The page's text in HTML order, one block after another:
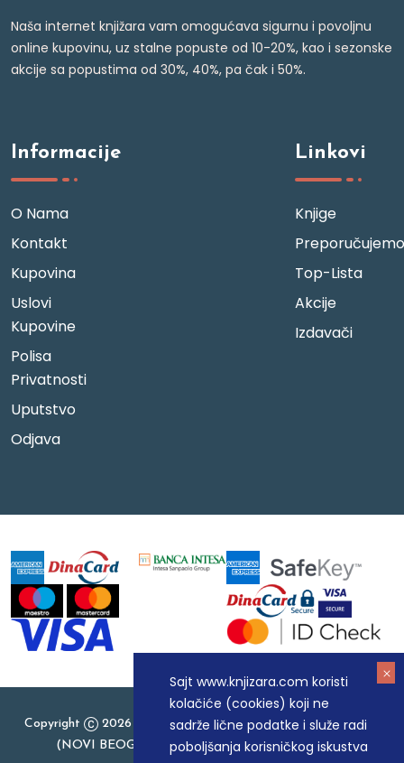
Sajt www.knjizara.com koristi
kolačiće (cookies) koji ne
sadrže lične podatke i služe radi
poboljšanja korisničkog iskustva
Naša internet knjižara vam omogućava sigurnu i povoljnu
online kupovinu, uz stalne popuste od 10-20%, kao i sezonske
akcije sa popustima od 30%, 40%, pa čak i 50%.
Informacije
O Nama
Kontakt
Kupovina
Uslovi
Kupovine
Polisa
Privatnosti
Uputstvo
Odjava
Linkovi
Knjige
Preporučujemo
Top-Lista
Akcije
Izdavači
Copyright
2026 Knjizara.com - MAKART DOO BEOGRAD
(NOVI BEOGRAD), PIB: 105184104, MB: 20337524